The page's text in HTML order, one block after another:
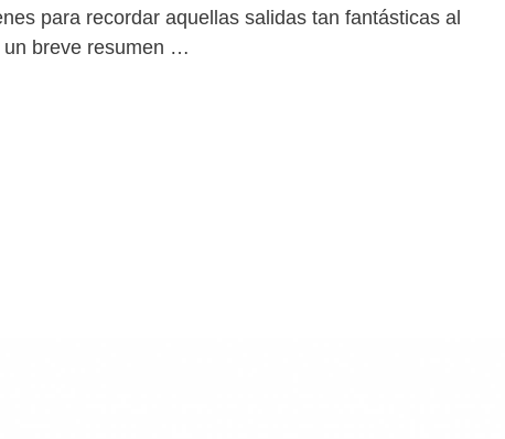
para recordar aquellas salidas tan fantásticas al
un breve resumen …